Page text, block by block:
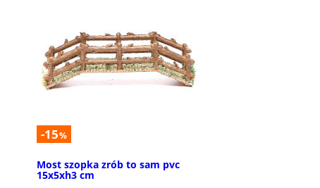
-15%
Most szopka zrób to sam pvc
15x5xh3 cm